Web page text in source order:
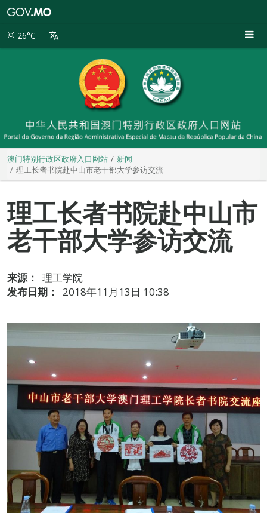
别
26°C
澳门特别行政区政府入口网站
新闻
理工长者书院赴中山市老干部大学参访交流
理工长者书院赴中山市
老干部大学参访交流
来源：
理工学院
发布日期：
2018年11月13日 10:38